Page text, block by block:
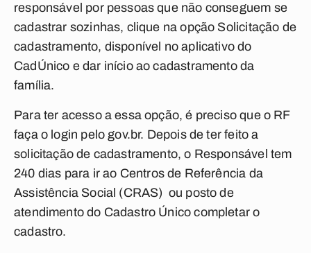
responsável por pessoas que não conseguem se
cadastrar sozinhas, clique na opção Solicitação de
cadastramento, disponível no aplicativo do
CadÚnico e dar início ao cadastramento da
família.
Para ter acesso a essa opção, é preciso que o RF
faça o login pelo gov.br. Depois de ter feito a
solicitação de cadastramento, o Responsável tem
240 dias para ir ao Centros de Referência da
Assistência Social (CRAS) ou posto de
atendimento do Cadastro Único completar o
cadastro.